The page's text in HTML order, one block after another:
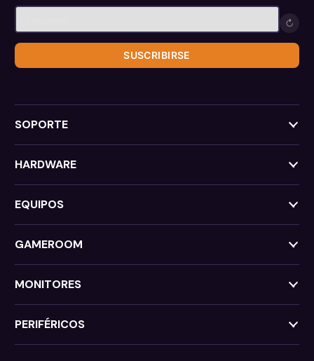
↻
SUSCRIBIRSE
SOPORTE
HARDWARE
EQUIPOS
GAMEROOM
MONITORES
PERIFÉRICOS